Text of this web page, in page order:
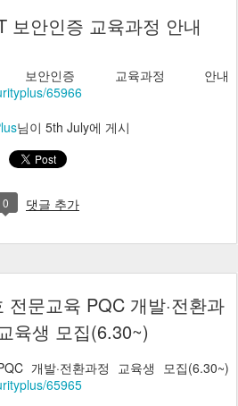
보안인증 교육과정 안내
인증 교육과정 안내
65966
님이 5th July에 게시
0 댓글 추가
전문교육 PQC 개발·전환과
육생 모집(6.30~)
개발·전환과정 교육생 모집(6.30~)
65965